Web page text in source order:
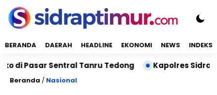
BERANDA DAERAH HEADLINE EKONOMI NEWS INDEKS
Sentral Tanru Tedong Kapolres Sidrap
Beranda / Nasional